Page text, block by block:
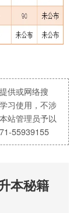
供或网络搜
习使用，不涉
站管理员予以
55939155
本秘籍